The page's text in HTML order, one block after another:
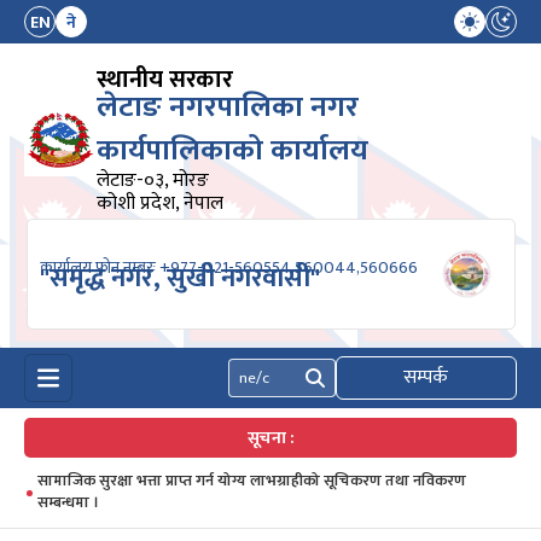
EN ने
स्थानीय सरकार
लेटाङ नगरपालिका नगर
कार्यपालिकाको कार्यालय
लेटाङ-०३, मोरङ
कोशी प्रदेश, नेपाल
कार्यालय फोन नम्बरः +977-021-560554,560044,560666
"समृद्ध नगर, सुखी नगरवासी"
खोज्नुहोस् सम्पर्क
सूचना :
सामाजिक सुरक्षा भत्ता प्राप्त गर्न योग्य लाभग्राहीको सूचिकरण तथा नविकरण
सम्बन्धमा ।